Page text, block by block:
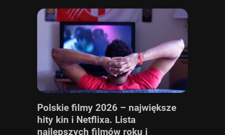
Polskie filmy 2026 – największe
hity kin i Netflixa. Lista
najlepszych filmów roku i